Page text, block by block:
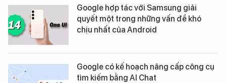
Google hợp tác với Samsung giải
quyết một trong những vấn đề khó
chịu nhất của Android
Google có kế hoạch nâng cấp công cụ
tìm kiếm bằng AI Chat